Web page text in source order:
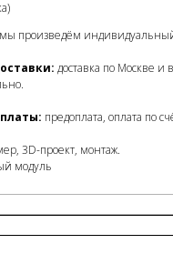
мы произведём
доставка по Москве и
предоплата, оплата по
3D-проект, монтаж.
модуль